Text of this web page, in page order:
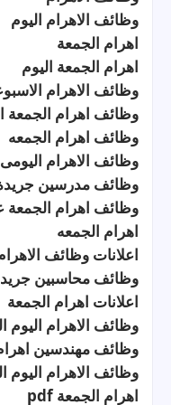
وظائف الاهرام اليوم
اهرام الجمعة
اهرام الجمعة اليوم
وظائف الاهرام
وظائف اهرام الجمعة
وظائف اهرام الجمعه
وظائف الاهرام اليومى
وظائف مدرسين جريدة
وظائف اهرام
اهرام الجمعه
اعلانات وظائف
وظائف محاسبين
اعلانات اهرام الجمعة
وظائف الاهرام اليوم
وظائف مهندسين
وظائف الاهرام اليوم
اهرام الجمعة pdf